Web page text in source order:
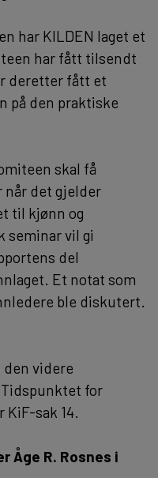
har KILDEN laget et
har fått tilsendt
deretter fått et
på den praktiske
skal få
når det gjelder
til kjønn og
seminar vil gi
del
Et notat som
ble diskutert.
videre
for
sak 14.
Åge R. Rosnes i